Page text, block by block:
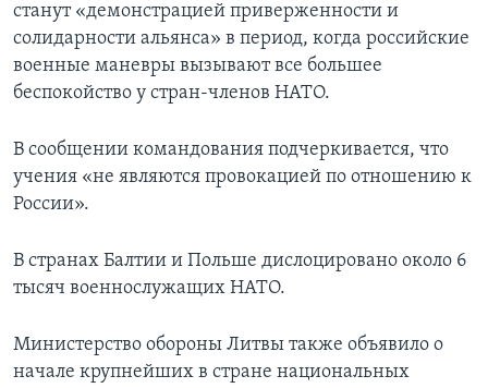
станут «демонстрацией приверженности и
солидарности альянса» в период, когда российские
военные маневры вызывают все большее
беспокойство у стран-членов НАТО.
В сообщении командования подчеркивается, что
учения «не являются провокацией по отношению к
России».
В странах Балтии и Польше дислоцировано около 6
тысяч военнослужащих НАТО.
Министерство обороны Литвы также объявило о
начале крупнейших в стране национальных